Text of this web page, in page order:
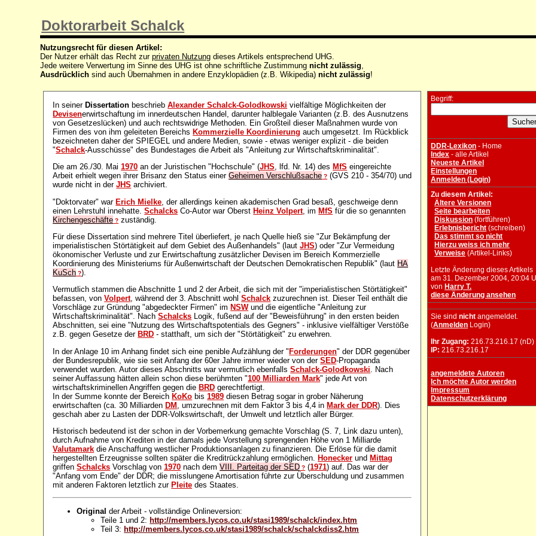
Doktorarbeit Schalck
Nutzungsrecht für diesen Artikel:
Der Nutzer erhält das Recht zurprivaten Nutzung dieses Artikels entsprechend UHG.
Jede weitere Verwertung im Sinne des UHG ist ohne schriftliche Zustimmungnicht zulässig
Ausdrücklich sind auch Übernahmen in andere Enzyklopädien (z.B. Wikipedia)nicht zulässig!
In seiner Dissertation beschriebAlexander Schalck-Golodkowski vielfältige Möglichkeiten der
Devisenerwirtschaftung im innerdeutschen Handel, darunter halblegale Varianten (z.B. des Ausnutzens
von Gesetzeslücken) und auch rechtswidrige Methoden. Ein Großteil dieser Maßnahmen wurde von
Firmen des von ihm geleiteten Bereichs Kommerzielle Koordinierung auch umgesetzt. Im Rückblick
bezeichneten daher der SPIEGEL und andere Medien, sowie - etwas weniger explizit - die beiden
"Schalck-Ausschüsse" des Bundestages die Arbeit als "Anleitung zur Wirtschaftskriminalität".
Die am 26./30. Mai1970 an der Juristischen "Hochschule" (JHS, lfd. Nr. 14) des MfS eingereichte
Arbeit erhielt wegen ihrer Brisanz den Status einerGeheimen Verschlußsache ? (GVS 210 - 354/70) und
wurde nicht in derJHS archiviert.
"Doktorvater" warErich Mielke , der allerdings keinen akademischen Grad besaß, geschweige denn
einen Lehrstuhl innehatte.Schalcks Co-Autor war OberstHeinz Volpert, imMfS für die so genannten
Kirchengeschäfte ? zuständig.
Für diese Dissertation sind mehrere Titel überliefert, je nach Quelle hieß sie "Zur Bekämpfung der
imperialistischen Störtätigkeit auf dem Gebiet des Außenhandels" (lautJHS) oder "Zur Vermeidung
ökonomischer Verluste und zur Erwirtschaftung zusätzlicher Devisen im Bereich Kommerzielle
Koordinierung des Ministeriums für Außenwirtschaft der Deutschen Demokratischen Republik" (laut HA
KuSch ?).
Vermutlich stammen die Abschnitte 1 und 2 der Arbeit, die sich mit der "imperialistischen Störtätigkeit"
befassen, vonVolpert, während der 3. Abschnitt wohlSchalck zuzurechnen ist. Dieser Teil enthält die
Vorschläge zur Gründung "abgedeckter Firmen" im NSWund die eigentliche "Anleitung zur
Wirtschaftskriminalität". NachSchalcks Logik, fußend auf der "Beweisführung" in den ersten beiden
Abschnitten, sei eine "Nutzung des Wirtschaftspotentials des Gegners" - inklusive vielfältiger Verstöße
z.B. gegen Gesetze der BRD - statthaft, um sich der "Störtätigkeit" zu erwehren.
In der Anlage 10 im Anhang findet sich eine penible Aufzählung der "Forderungen" der DDR gegenüber
der Bundesrepublik, wie sie seit Anfang der 60er Jahre immer wieder von derSED-Propaganda
verwendet wurden. Autor dieses Abschnitts war vermutlich ebenfallsSchalck-Golodkowski . Nach
seiner Auffassung hätten allein schon diese berühmten "100 Milliarden Mark" jede Art von
wirtschaftskriminellen Angriffen gegen dieBRD gerechtfertigt.
In der Summe konnte der BereichKoKo bis1989 diesen Betrag sogar in grober Näherung
erwirtschaften (ca. 30 MilliardenDM , umzurechnen mit dem Faktor 3 bis 4,4 inMark der DDR). Dies
geschah aber zu Lasten der DDR-Volkswirtschaft, der Umwelt und letztlich aller Bürger.
Historisch bedeutend ist der schon in der Vorbemerkung gemachte Vorschlag (S. 7, Link dazu unten),
durch Aufnahme von Krediten in der damals jede Vorstellung sprengenden Höhe von 1 Milliarde
Valutamark die Anschaffung westlicher Produktionsanlagen zu finanzieren. Die Erlöse für die damit
hergestellten Erzeugnisse sollten später die Kreditrückzahlung ermöglichen.
Honecker und Mittag
griffenSchalcks Vorschlag von1970 nach demVIII. Parteitag der SED ? (1971) auf. Das war der
"Anfang vom Ende" der DDR; die misslungene Amortisation führte zur Überschuldung und zusammen
mit anderen Faktoren letztlich zur Pleite des Staates.
Original der Arbeit - vollständige Onlineversion:
Teile 1 und 2:http://members.lycos.co.uk/stasi1989/schalck/index.htm
Teil 3:http://members.lycos.co.uk/stasi1989/schalck/schalckdiss2.htm
Begriff:
DDR-Lexikon - Home
Index - alle Artikel
Neueste Artikel
Einstellungen
Anmelden (Login)
Zu diesem Artikel:
Ältere Versionen
Seite bearbeiten
Diskussion (fortführen)
Erlebnisbericht (schreiben)
Das stimmt so nicht
Hierzu weiss ich mehr
Verweise (Artikel-Links)
Letzte Änderung dieses Artikels
am 31. Dezember 2004, 20:04
vonHarry T.
diese Änderung ansehen
Sie sindnicht angemeldet.
(Anmelden Login)
Ihr Zugang: 216.73.216.17 (nD)
IP: 216.73.216.17
angemeldete Autoren
Ich möchte Autor werden
Impressum
Datenschutzerklärung